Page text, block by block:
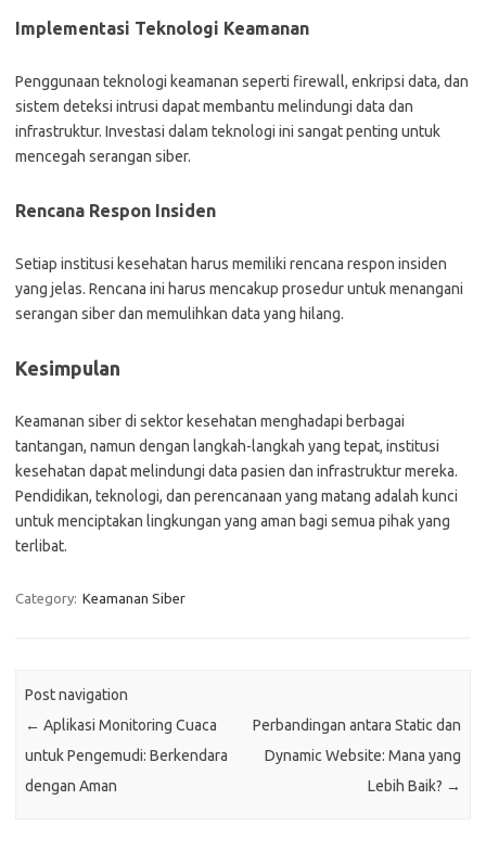
Implementasi Teknologi Keamanan
Penggunaan teknologi keamanan seperti firewall, enkripsi data, dan
sistem deteksi intrusi dapat membantu melindungi data dan
infrastruktur. Investasi dalam teknologi ini sangat penting untuk
mencegah serangan siber.
Rencana Respon Insiden
Setiap institusi kesehatan harus memiliki rencana respon insiden
yang jelas. Rencana ini harus mencakup prosedur untuk menangani
serangan siber dan memulihkan data yang hilang.
Kesimpulan
Keamanan siber di sektor kesehatan menghadapi berbagai
tantangan, namun dengan langkah-langkah yang tepat, institusi
kesehatan dapat melindungi data pasien dan infrastruktur mereka.
Pendidikan, teknologi, dan perencanaan yang matang adalah kunci
untuk menciptakan lingkungan yang aman bagi semua pihak yang
terlibat.
Category: Keamanan Siber
Post navigation
← Aplikasi Monitoring Cuaca
untuk Pengemudi: Berkendara
dengan Aman
Perbandingan antara Static dan
Dynamic Website: Mana yang
Lebih Baik? →